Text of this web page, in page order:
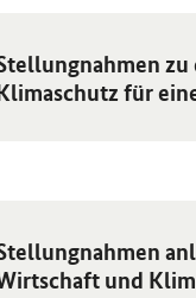
für
Einzelsicht
und
Einzelsicht